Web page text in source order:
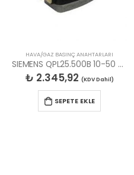
HAVA/GAZ BASINÇ ANAHTARLARI
SIEMENS QPL25.500B 10-50 kPa (500 mbar) PRESOSTAT
₺ 2.345,92 (KDV Dahil)
SEPETE EKLE